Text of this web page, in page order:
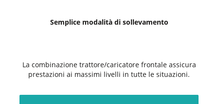
Semplice modalità di sollevamento
La combinazione trattore/caricatore frontale assicura
prestazioni ai massimi livelli in tutte le situazioni.